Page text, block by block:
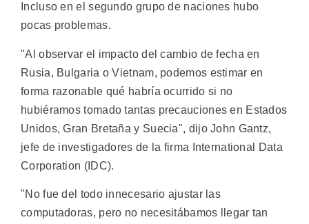
Incluso en el segundo grupo de naciones hubo
pocas problemas.
"Al observar el impacto del cambio de fecha en
Rusia, Bulgaria o Vietnam, podemos estimar en
forma razonable qué habría ocurrido si no
hubiéramos tomado tantas precauciones en Estados
Unidos, Gran Bretaña y Suecia", dijo John Gantz,
jefe de investigadores de la firma International Data
Corporation (IDC).
"No fue del todo innecesario ajustar las
computadoras, pero no necesitábamos llegar tan